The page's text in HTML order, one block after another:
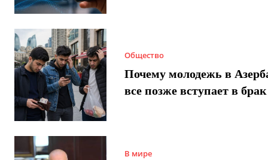
Общество
Почему молодежь в
все позже вступает в брак
В мире